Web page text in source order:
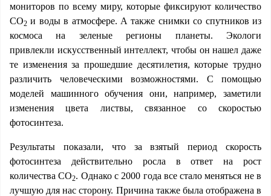
мониторов по всему миру, которые фиксируют количество
СО2 и воды в атмосфере. А также снимки со спутников из
космоса на зеленые регионы планеты. Экологи
привлекли искусственный интеллект, чтобы он нашел даже
те изменения за прошедшие десятилетия, которые трудно
различить человеческими возможностями. С помощью
моделей машинного обучения они, например, заметили
изменения цвета листвы, связанное со скоростью
фотосинтеза.
Результаты показали, что за взятый период скорость
фотосинтеза действительно росла в ответ на рост
количества СО2. Однако с 2000 года все стало меняться не в
лучшую для нас сторону. Причина также была отображена в